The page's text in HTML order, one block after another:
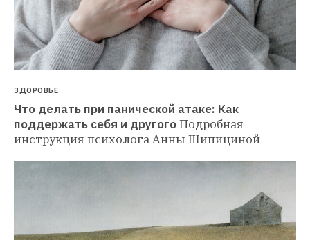
ЗДОРОВЬЕ
Что делать при панической атаке: Как
поддержать себя и другогоПодробная
инструкция психолога Анны Шипициной